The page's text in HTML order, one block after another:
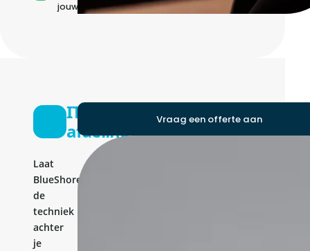
jouw team
IT-
afdeling
Laat
BlueShores
de
techniek
achter
je
Vraag een offerte aan